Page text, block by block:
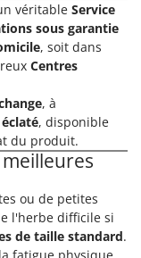
véritable Service
sous garantie
, soit dans
Centres
, à
, disponible
du produit.
ou de petites
l'herbe difficile si
de taille standard.